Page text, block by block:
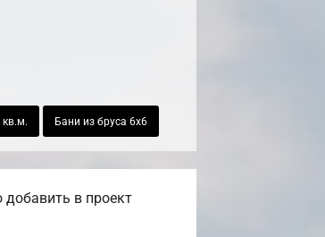
кв.м. Бани из бруса 6х6
в проект